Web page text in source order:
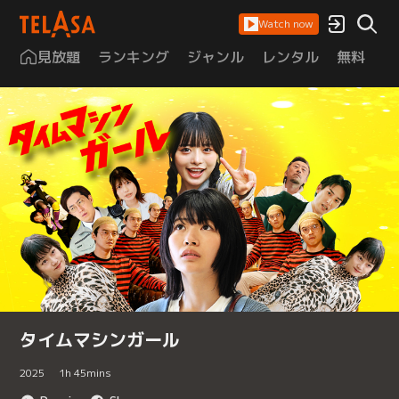
Watch now
見放題 ランキング ジャンル レンタル 無料
タイムマシンガール
2025 1h 45mins